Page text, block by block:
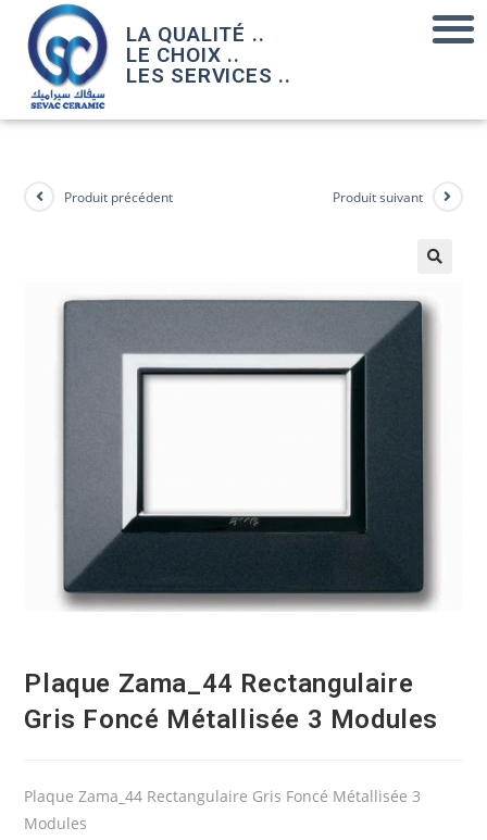
LA QUALITÉ ..
LE CHOIX ..
LES SERVICES ..
Produit précédent Produit suivant
Plaque Zama_44 Rectangulaire
Gris Foncé Métallisée 3 Modules
Plaque Zama_44 Rectangulaire Gris Foncé Métallisée 3
Modules